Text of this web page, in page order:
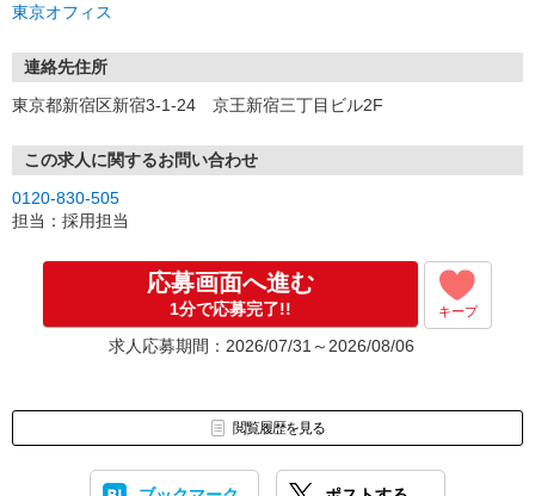
東京オフィス
連絡先住所
東京都新宿区新宿3-1-24 京王新宿三丁目ビル2F
この求人に関するお問い合わせ
0120-830-505
担当：採用担当
応募画面へ進む
1分で応募完了!! キープ
求人応募期間：2026/07/31～2026/08/06
閲覧履歴を見る